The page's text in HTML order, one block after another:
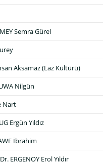
Semra Gürel
Aksamaz (Laz Kültürü)
Nilgün
Nart
Ergün Yıldız
İbrahim
ERGENOY Erol Yıldır